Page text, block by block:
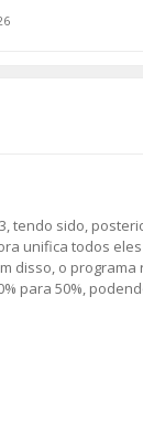
tendo sido,
unifica todos
disso, o
para 50%,